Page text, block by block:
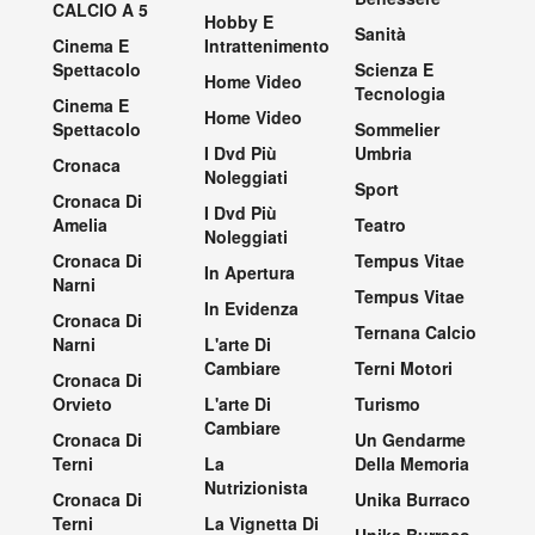
CALCIO A 5
Cinema E
Spettacolo
Cinema E
Spettacolo
Cronaca
Cronaca Di
Amelia
Cronaca Di
Narni
Cronaca Di
Narni
Cronaca Di
Orvieto
Cronaca Di
Terni
Cronaca Di
Terni
Hobby E
Intrattenimento
Home Video
Home Video
I Dvd Più
Noleggiati
I Dvd Più
Noleggiati
In Apertura
In Evidenza
L'arte Di
Cambiare
L'arte Di
Cambiare
La
Nutrizionista
La Vignetta Di
Sanità
Scienza E
Tecnologia
Sommelier
Umbria
Sport
Teatro
Tempus Vitae
Tempus Vitae
Ternana Calcio
Terni Motori
Turismo
Un Gendarme
Della Memoria
Unika Burraco